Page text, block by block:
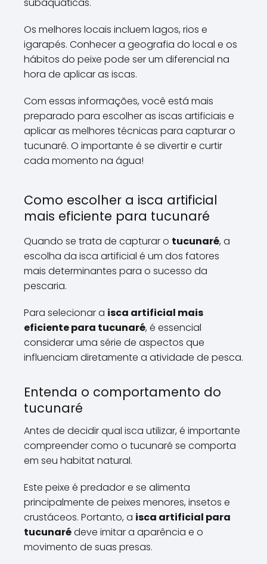
Os melhores locais incluem lagos, rios e
igarapés. Conhecer a geografia do local e os
hábitos do peixe pode ser um diferencial na
hora de aplicar as iscas.
Com essas informações, você está mais
preparado para escolher as iscas artificiais e
aplicar as melhores técnicas para capturar o
tucunaré. O importante é se divertir e curtir
cada momento na água!
Como escolher a isca artificial
mais eficiente para tucunaré
Quando se trata de capturar o tucunaré, a
escolha da isca artificial é um dos fatores
mais determinantes para o sucesso da
pescaria.
Para selecionar a isca artificial mais
eficiente para tucunaré, é essencial
considerar uma série de aspectos que
influenciam diretamente a atividade de pesca.
Entenda o comportamento do
tucunaré
Antes de decidir qual isca utilizar, é importante
compreender como o tucunaré se comporta
em seu habitat natural.
Este peixe é predador e se alimenta
principalmente de peixes menores, insetos e
crustáceos. Portanto, a isca artificial para
tucunarédeve imitar a aparência e o
movimento de suas presas.